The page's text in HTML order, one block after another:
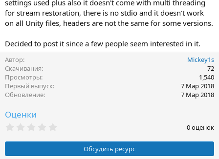
settings used plus also it doesn't come with multi threading
for stream restoration, there is no stdio and it doesn't work
on all Unity files, headers are not the same for some versions.
Decided to post it since a few people seem interested in it.
Автор
Mickey1s
Скачивания
72
Просмотры
1,540
Первый выпуск
7 Мар 2018
Обновление
7 Мар 2018
Оценки
0
з
0 оценок
Обсудить ресурс